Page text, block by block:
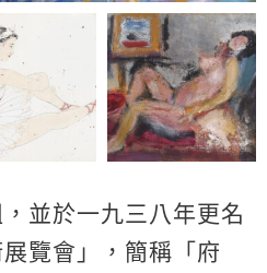
並於一九三八年更名
覽會」，簡稱「府